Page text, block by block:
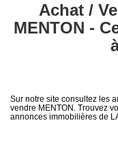
La
Sélectionnez...
Type de bien
Achat /
MENTON -
Sur notre site consultez les
vendre MENTON. Trouvez
annonces immobilières de